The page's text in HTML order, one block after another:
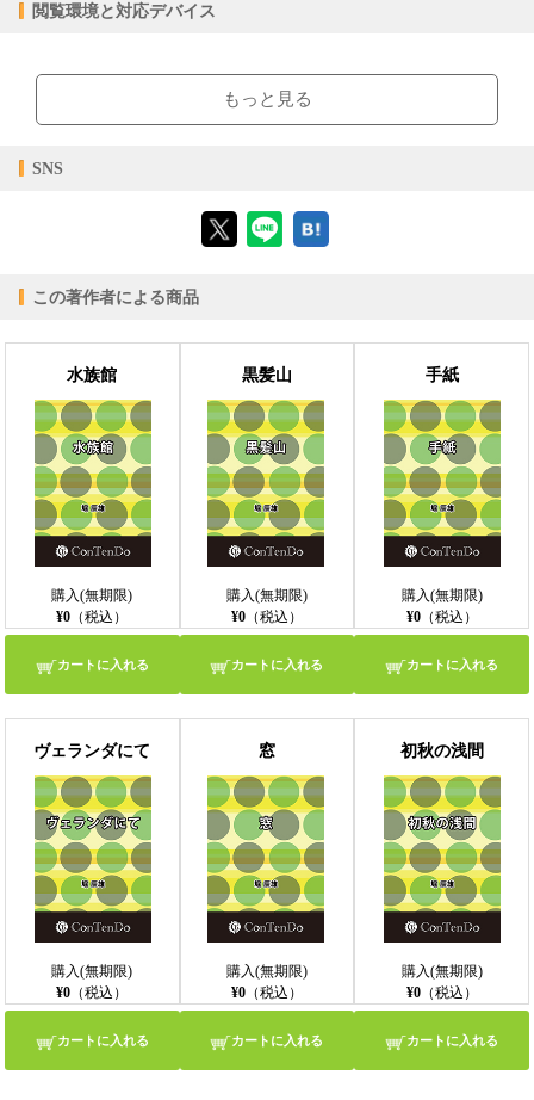
閲覧環境と対応デバイス
ブラウザビューア・PC版ConTenDoビューア・モバイルビューア
【対応デバイス】
【PC版ConTenDoビューア】
【モバイルビューア】
もっと見る
SNS
この著作者による商品
水族館
購入(無期限)
¥0 （税込）
カートに入れる
黒髪山
購入(無期限)
¥0（税込）
カートに入れる
手紙
購入(無期限)
¥0（税込）
カートに入れる
ヴェランダにて
購入(無期限)
¥0 （税込）
カートに入れる
窓
購入(無期限)
¥0（税込）
カートに入れる
初秋の浅間
購入(無期限)
¥0（税込）
カートに入れる